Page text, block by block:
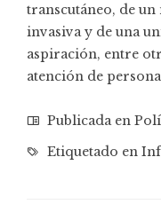
transcutáneo, de
invasiva y de una
aspiración, entre
atención de
Publicada en
Etiquetado en